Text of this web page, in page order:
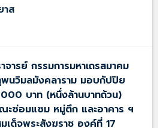
าส
ารย์ กรรมการมหาเถรสมาคม
พนวิมลมังคลาราม มอบกัปปิย
บาท (หนึ่งล้านบาทถ้วน)
ะซ่อมแซม หมู่ตึก และอาคาร ฯ
เด็จพระสังฆราช องค์ที่ 17